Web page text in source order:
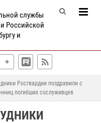
службы
Российской
и
Росгвардии поздравили с
погибших сослуживцев